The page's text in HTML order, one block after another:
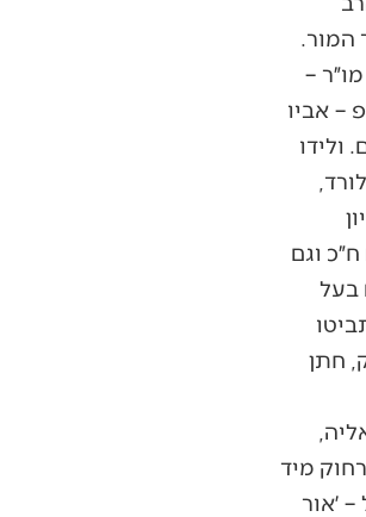
המור.
–
– אביו
ולידו
וגם
בעל
חתן
מיד
׳אור